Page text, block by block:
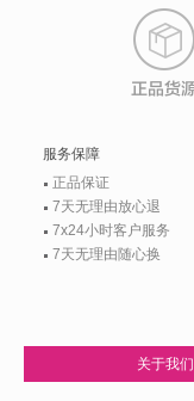
服务保障
正品保证
7天无理由放心退
7x24小时客户服务
7天无理由随心换
关于我们